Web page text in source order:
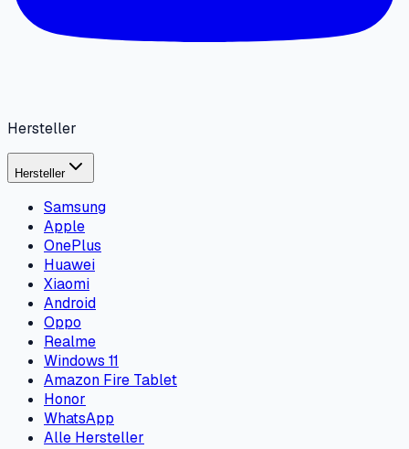
Hersteller
Hersteller
Samsung
Apple
OnePlus
Huawei
Xiaomi
Android
Oppo
Realme
Windows 11
Amazon Fire Tablet
Honor
WhatsApp
Alle Hersteller